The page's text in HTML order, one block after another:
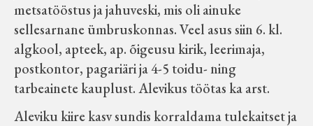
Muud koduloolist Velise mailt
Märjamaa ümbruse valdade
elanike nimekirjad seisuga
15.12.1938
metsatööstus ja jahuveski, mis oli ainuke
sellesarnane ümbruskonnas. Veel asus siin 6. kl.
algkool, apteek, ap. õigeusu kirik, leerimaja,
postkontor, pagariäri ja 4-5 toidu- ning
tarbeainete kauplust. Alevikus töötas ka arst.
Aleviku kiire kasv sundis korraldama tulekaitset ja